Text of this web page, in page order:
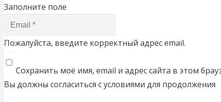
Заполните поле
Пожалуйста, введите корректный адрес email.
Сохранить моё имя, email и адрес сайта в этом
Вы должны согласиться с условиями для продолжения